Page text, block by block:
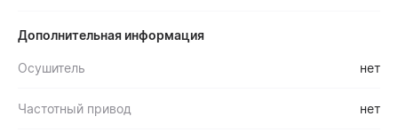
Дополнительная информация
Осушитель нет
Частотный привод нет